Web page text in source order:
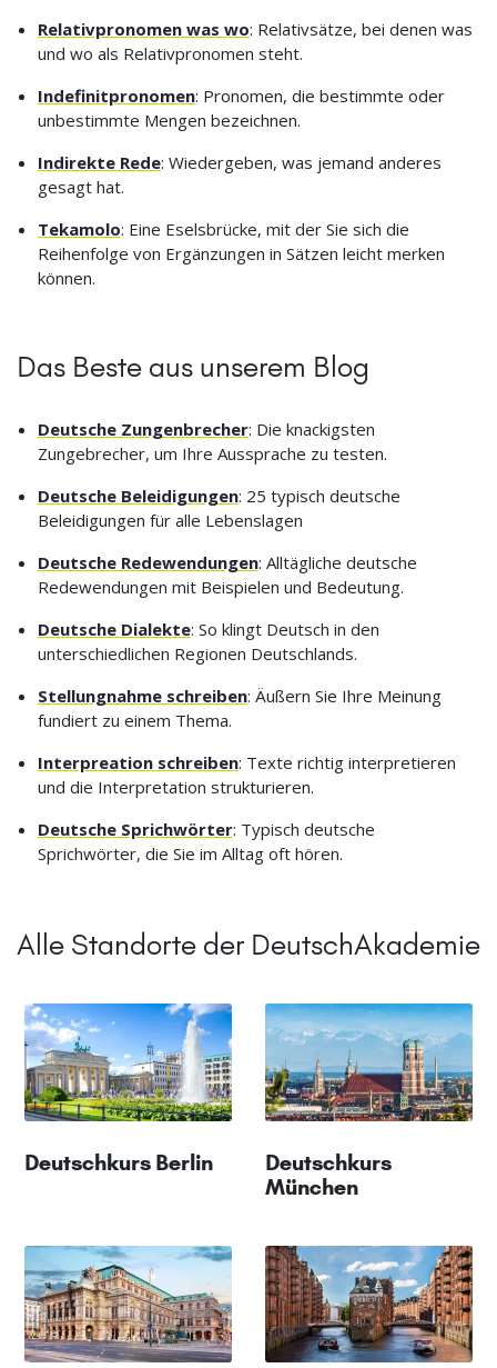
Relativpronomen was wo: Relativsätze, bei denen was
und wo als Relativpronomen steht.
Indefinitpronomen: Pronomen, die bestimmte oder
unbestimmte Mengen bezeichnen.
Indirekte Rede: Wiedergeben, was jemand anderes
gesagt hat.
Tekamolo: Eine Eselsbrücke, mit der Sie sich die
Reihenfolge von Ergänzungen in Sätzen leicht merken
können.
Das Beste aus unserem Blog
Deutsche Zungenbrecher: Die knackigsten
Zungebrecher, um Ihre Aussprache zu testen.
Deutsche Beleidigungen: 25 typisch deutsche
Beleidigungen für alle Lebenslagen
Deutsche Redewendungen: Alltägliche deutsche
Redewendungen mit Beispielen und Bedeutung.
Deutsche Dialekte: So klingt Deutsch in den
unterschiedlichen Regionen Deutschlands.
Stellungnahme schreiben: Äußern Sie Ihre Meinung
fundiert zu einem Thema.
Interpreation schreiben: Texte richtig interpretieren
und die Interpretation strukturieren.
Deutsche Sprichwörter: Typisch deutsche
Sprichwörter, die Sie im Alltag oft hören.
Alle Standorte der DeutschAkademie
Deutschkurs Berlin
Deutschkurs
München